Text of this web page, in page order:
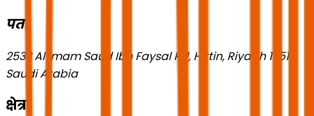
पता
2533 Al Imam Saud Ibn Faysal Rd, Hittin, Riyadh 13518,
Saudi Arabia
क्षेत्र